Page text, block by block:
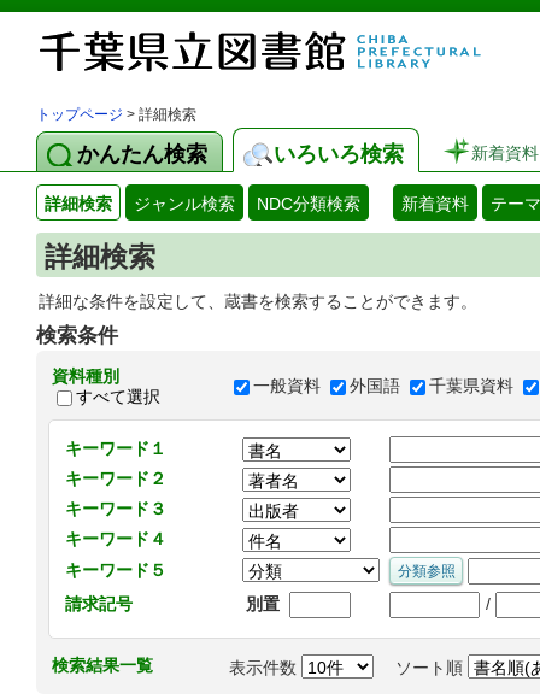
トップページ > 詳細検索
かんたん検索 いろいろ検索 新着資料
詳細検索 ジャンル検索 NDC分類検索 新着資料 テー
詳細検索
詳細な条件を設定して、蔵書を検索することができます。
検索条件
資料種別
すべて選択
一般資料 外国語 千葉県資料
キーワード１
キーワード２
キーワード３
キーワード４
キーワード５
請求記号
別置 /
検索結果一覧 表示件数 ソート順